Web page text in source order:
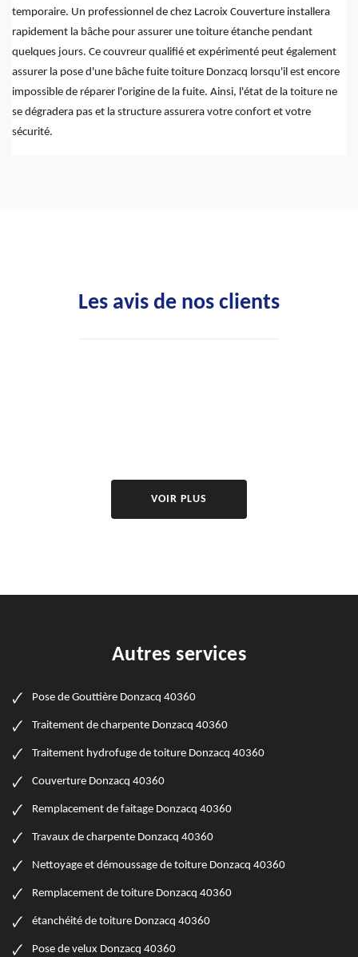
temporaire. Un professionnel de chez Lacroix Couverture installera
rapidement la bâche pour assurer une toiture étanche pendant
quelques jours. Ce couvreur qualifié et expérimenté peut également
assurer la pose d'une bâche fuite toiture Donzacq lorsqu'il est encore
impossible de réparer l'origine de la fuite. Ainsi, l'état de la toiture ne
se dégradera pas et la structure assurera votre confort et votre
sécurité.
Les avis de nos clients
VOIR PLUS
Autres services
Pose de Gouttière Donzacq 40360
Traitement de charpente Donzacq 40360
Traitement hydrofuge de toiture Donzacq 40360
Couverture Donzacq 40360
Remplacement de faitage Donzacq 40360
Travaux de charpente Donzacq 40360
Nettoyage et démoussage de toiture Donzacq 40360
Remplacement de toiture Donzacq 40360
étanchéité de toiture Donzacq 40360
Pose de velux Donzacq 40360